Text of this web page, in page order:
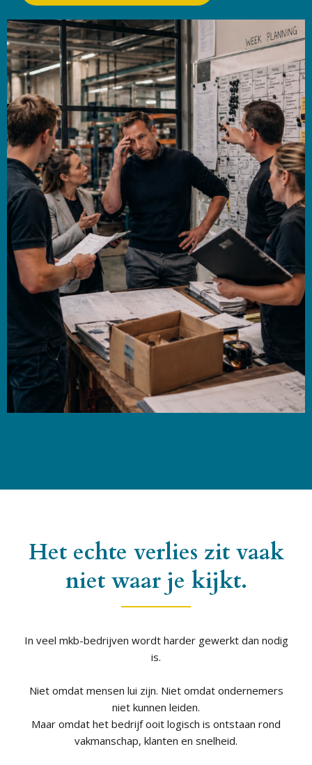
Het echte verlies zit vaak
niet waar je kijkt.
In veel mkb-bedrijven wordt harder gewerkt dan nodig
is.
Niet omdat mensen lui zijn. Niet omdat ondernemers
niet kunnen leiden.
Maar omdat het bedrijf ooit logisch is ontstaan rond
vakmanschap, klanten en snelheid.